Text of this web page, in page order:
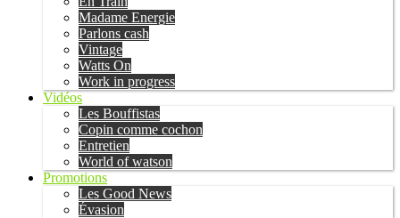
Madame Energie
Parlons cash
Vintage
Watts On
Work in progress
Vidéos
Les Bouffistas
Copin comme cochon
Entretien
World of watson
Promotions
Les Good News
Évasion